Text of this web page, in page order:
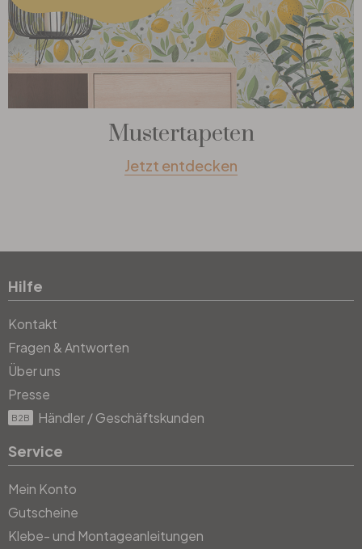
Mustertapeten
Jetzt entdecken
Hilfe
Kontakt
Fragen & Antworten
Über uns
Presse
B2B Händler / Geschäftskunden
Service
Mein Konto
Gutscheine
Klebe- und Montageanleitungen